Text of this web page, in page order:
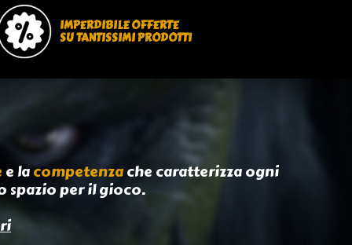
IMPERDIBILE OFFERTE
SU TANTISSIMI PRODOTTI
e lacompetenzache caratterizza ogni
spazio per il gioco.